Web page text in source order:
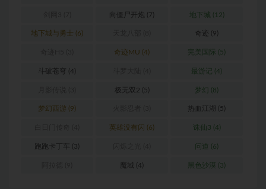
向僵尸开炮 (7) 地下城 (12)
地下城与勇士 (6) 奇迹 (9)
奇迹MU (4) 完美国际 (5)
斗破苍穹 (4) 最游记 (4)
极无双2 (5) 梦幻 (8)
梦幻西游 (9) 热血江湖 (5)
英雄没有闪 (6) 诛仙3 (4)
跑跑卡丁车 (3) 问道 (6)
魔域 (4) 黑色沙漠 (3)